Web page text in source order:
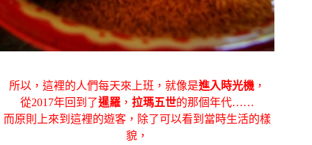
所以，這裡的人們每天來上班，就像是進入時光機 ，
從2017年回到了暹羅 ，拉瑪五世的那個年代……
而原則上來到這裡的遊客，除了可以看到當時生活的樣
貌，